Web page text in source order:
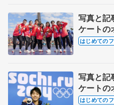
写真と記
ケートの
ト【団体
はじめての
写真と記
ケートの
ト【男子
はじめての